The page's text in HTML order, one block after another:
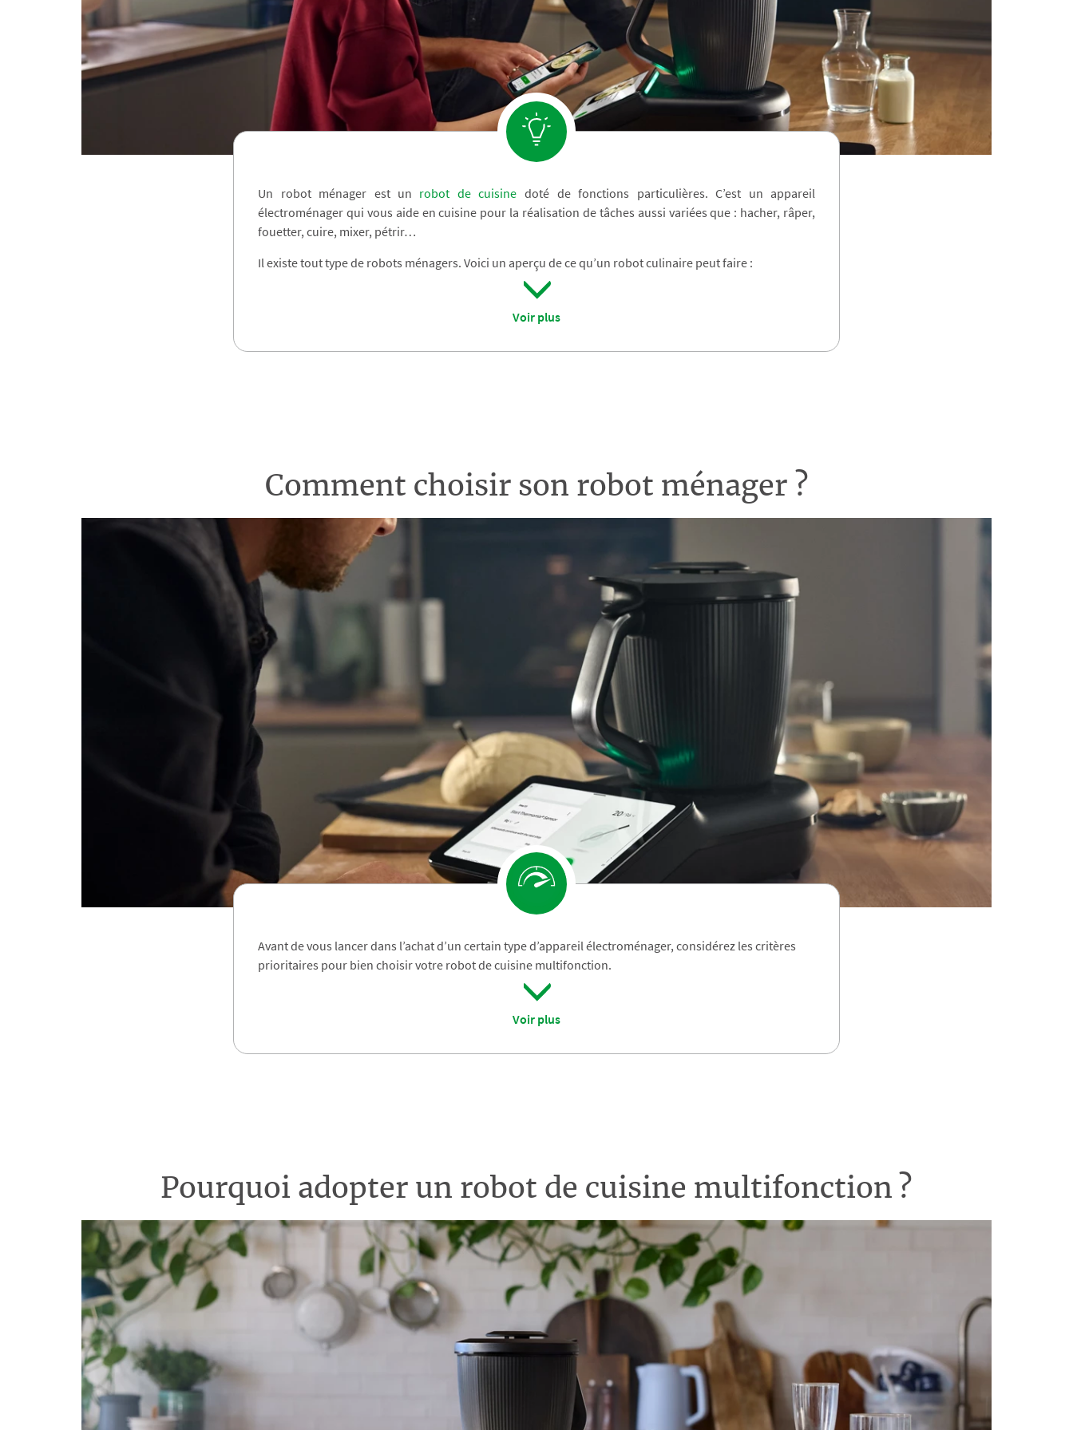
Un robot ménager est un robot de cuisine doté de fonctions particulières. C’est un appareil
électroménager qui vous aide en cuisine pour la réalisation de tâches aussi variées que : hacher, râper,
fouetter, cuire, mixer, pétrir…
Il existe tout type de robots ménagers. Voici un aperçu de ce qu’un robot culinaire peut faire :
Voir plus
Comment choisir son robot ménager ?
Avant de vous lancer dans l’achat d’un certain type d’appareil électroménager, considérez les critères
prioritaires pour bien choisir votre robot de cuisine multifonction.
Voir plus
Pourquoi adopter un robot de cuisine multifonction ?